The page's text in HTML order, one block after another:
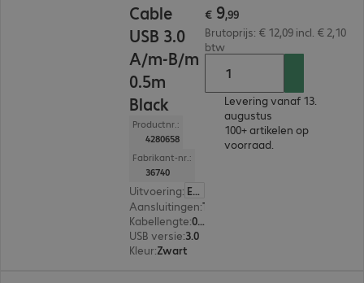
Cable
USB 3.0
A/m-B/m
0.5m
Black
Productnr.:
4280658
Fabrikant-nr.:
36740
Uitvoering: Europa
Aansluitingen:
Kabellengte: 0,5 m
USB versie:3.0
Kleur:Zwart
€ 9,99
Brutoprijs: € 12,09 incl. € 2,10
btw
Levering vanaf 13.
augustus
100+ artikelen op
voorraad.